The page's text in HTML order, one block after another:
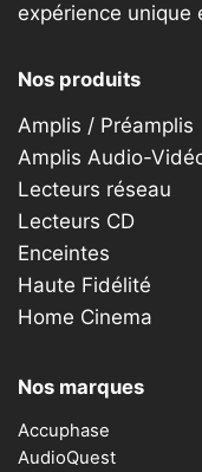
expérience unique
Nos produits
Amplis / Préamplis
Amplis Audio-
Lecteurs réseau
Lecteurs CD
Enceintes
Haute Fidélité
Home Cinema
Nos marques
Accuphase
AudioQuest